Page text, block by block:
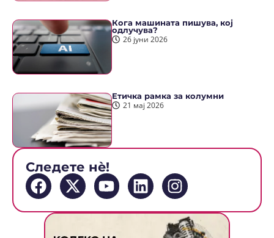
Кога машината пишува, кој
одлучува?
26 јуни 2026
Етичка рамка за колумни
21 мај 2026
Следете нè!